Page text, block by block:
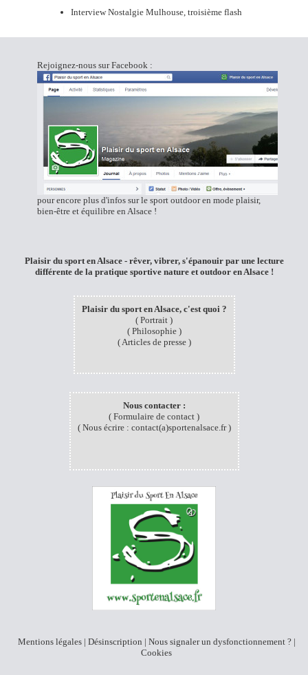
Interview Nostalgie Mulhouse, troisième flash
Rejoignez-nous surFacebook :
pour encore plus d'infos sur le sport outdoor en mode plaisir,
bien-être et équilibre en Alsace !
Plaisir du sport en Alsace - rêver, vibrer, s'épanouir par une lecture
différente de la pratique sportive nature et outdoor en Alsace !
Plaisir du sport en Alsace, c'est quoi ?
( Portrait )
( Philosophie)
( Articles de presse)
Nous contacter :
( Formulaire de contact )
( Nous écrire : contact(a)sportenalsace.fr)
Mentions légales| Désinscription | Nous signaler un dysfonctionnement? |
Cookies